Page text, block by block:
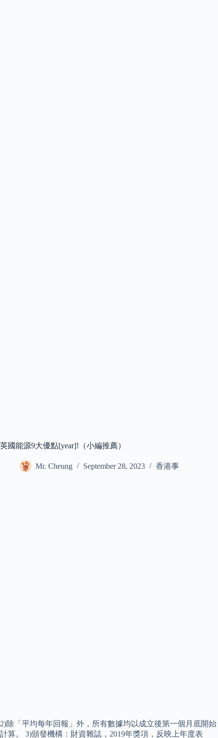
英國能源9大優點[year]!（小編推薦）
Mr. Cheung September 28, 2023 香港事
2)除「平均每年回報」外，所有數據均以成立後第一個月底開始
計算。 3)頒發機構：財資雜誌，2019年獎項，反映上年度表